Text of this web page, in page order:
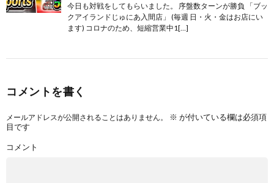
今日も対戦をしてもらいました。 序盤数ターンが勝負 「ブッ
クアイランドじゅにあ入間店」 (毎週 日・火・金はお店にい
ます) コロナのため、短縮営業中1[…]
コメントを書く
メールアドレスが公開されることはありません。 ※ が付いている欄は必須項
目です
コメント